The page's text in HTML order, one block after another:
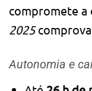
compromete a
2025comprova
Autonomia e